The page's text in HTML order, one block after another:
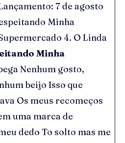
7 de agosto
Minha
4. O Linda
Minha
Nenhum gosto,
beijo Isso que
Os meus recomeços
uma marca de
dedo To solto mas me